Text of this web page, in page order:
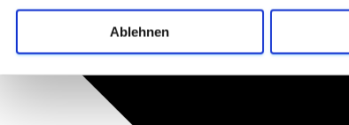
Ablehnen